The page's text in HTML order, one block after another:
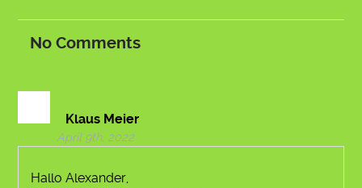
No Comments
Klaus Meier
April 9th, 2022
Hallo Alexander,